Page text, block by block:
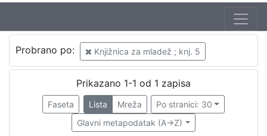
Jezik
hrvatski
Probrano po: Knjižnica za mladež ; knj. 5
Prikazano 1-1 od 1 zapisa
Faseta Lista Mreža
Po stranici: 30
Glavni metapodatak (A->Z)